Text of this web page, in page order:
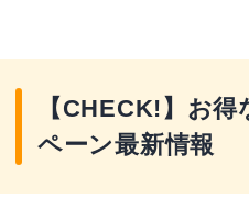
【CHECK!】お
ペーン最新情報